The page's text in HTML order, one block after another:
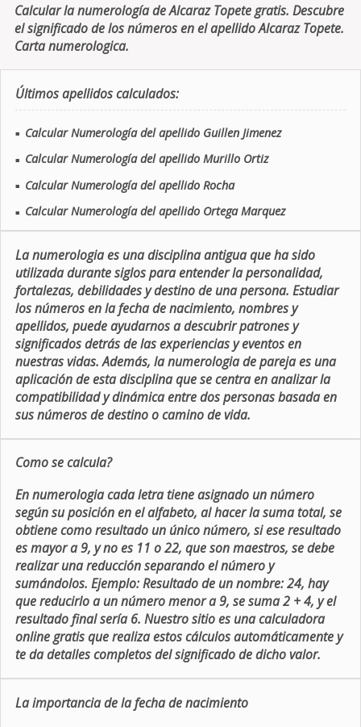
Calcular la numerología de Alcaraz Topete gratis. Descubre
el significado de los números en el apellido Alcaraz Topete.
Carta numerologica.
Últimos apellidos calculados:
■ Calcular Numerología del apellido Guillen Jimenez
■ Calcular Numerología del apellido Murillo Ortiz
■ Calcular Numerología del apellido Rocha
■ Calcular Numerología del apellido Ortega Marquez
La numerologia es una disciplina antigua que ha sido
utilizada durante siglos para entender la personalidad,
fortalezas, debilidades y destino de una persona. Estudiar
los números en la fecha de nacimiento, nombres y
apellidos, puede ayudarnos a descubrir patrones y
significados detrás de las experiencias y eventos en
nuestras vidas. Además, la numerologia de pareja es una
aplicación de esta disciplina que se centra en analizar la
compatibilidad y dinámica entre dos personas basada en
sus números de destino o camino de vida.
Como se calcula?
En numerologia cada letra tiene asignado un número
según su posición en el alfabeto, al hacer la suma total, se
obtiene como resultado un único número, si ese resultado
es mayor a 9, y no es 11 o 22, que son maestros, se debe
realizar una reducción separando el número y
sumándolos. Ejemplo: Resultado de un nombre: 24, hay
que reducirlo a un número menor a 9, se suma 2 + 4, y el
resultado final sería 6. Nuestro sitio es una calculadora
online gratis que realiza estos cálculos automáticamente y
te da detalles completos del significado de dicho valor.
La importancia de la fecha de nacimiento